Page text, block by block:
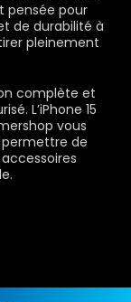
pensée pour
de durabilité à
pleinement
complète et
L’iPhone 15
vous
de